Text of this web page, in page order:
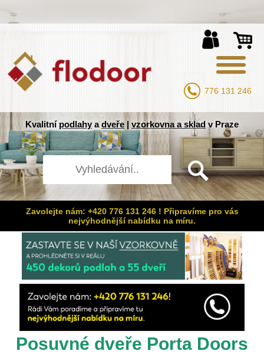
776 131 246
Kvalitní podlahyadveře| vzorkovna a sklad v Praze
Zavolejte nám: +420 776 131 246 ! Připravíme pro vás
nejvýhodnější nabídku na míru.
Posuvné dveře Porta Doors